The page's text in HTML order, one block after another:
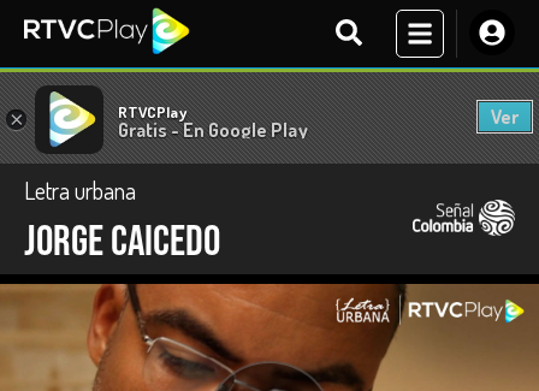
× RTVCPlay
Gratis - En Google Play
Ver
Letra urbana
Jorge Caicedo